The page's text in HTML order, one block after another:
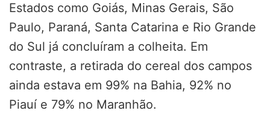
Estados como Goiás, Minas Gerais, São
Paulo, Paraná, Santa Catarina e Rio Grande
do Sul já concluíram a colheita. Em
contraste, a retirada do cereal dos campos
ainda estava em 99% na Bahia, 92% no
Piauí e 79% no Maranhão.